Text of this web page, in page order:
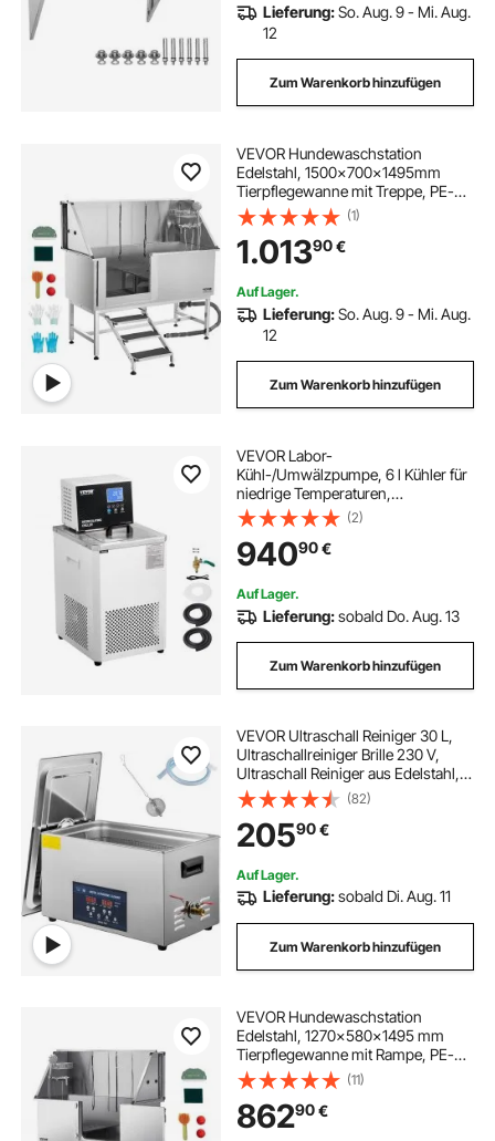
Lieferung:So. Aug. 9 - Mi. Aug.
12
Zum Warenkorb hinzufügen
VEVOR Hundewaschstation
Edelstahl, 1500x700x1495mm
Tierpflegewanne mit Treppe, PE-
Wasserfilterplatte, Wasserhahn,
Duschkopf & Seifenhalter, für große,
mittelgroße & kleine Haustiere (linke
Tür)
(1)
1.01390€
Auf Lager.
Lieferung:So. Aug. 9 - Mi. Aug.
12
Zum Warenkorb hinzufügen
VEVOR Labor-
Kühl-/Umwälzpumpe, 6 l Kühler für
niedrige Temperaturen,
Kühlflüssigkeit im Labor, -20 °C bis
100 °C, Umwälzpumpen-Kühler,
LCD-Display, Wasserbad-
Umwälzkühler aus Edelstahl 304
(2)
94090€
Auf Lager.
Lieferung:sobald Do. Aug. 13
Zum Warenkorb hinzufügen
VEVOR Ultraschall Reiniger 30 L,
Ultraschallreiniger Brille 230 V,
Ultraschall Reiniger aus Edelstahl,
Ultraschallgerät mit 2 Einstellbarer
Reinigungsleistung 300 W, 600 W,
für Zahnheilkunde, Geschirr
(82)
20590€
Auf Lager.
Lieferung:sobald Di. Aug. 11
Zum Warenkorb hinzufügen
VEVOR Hundewaschstation
Edelstahl, 1270x580x1495 mm
Tierpflegewanne mit Rampe, PE-
Wasserfilterplatte, Wasserhahn,
Duschkopf & Seifenhalter, für große,
mittelgroße & kleine Haustiere
(rechte Tür)
(11)
86290€